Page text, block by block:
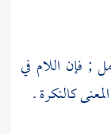
; فإن اللام في
كالنكرة .